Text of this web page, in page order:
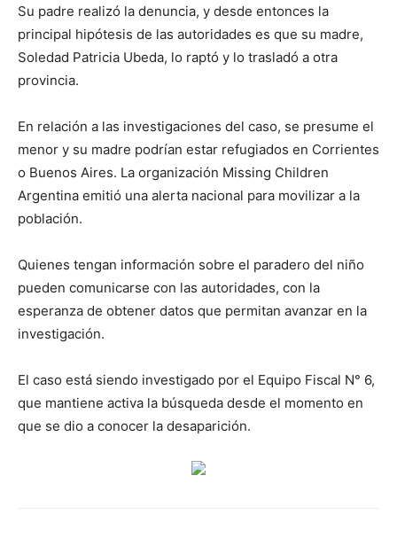
Su padre realizó la denuncia, y desde entonces la
principal hipótesis de las autoridades es que su madre,
Soledad Patricia Ubeda, lo raptó y lo trasladó a otra
provincia.
En relación a las investigaciones del caso, se presume el
menor y su madre podrían estar refugiados en Corrientes
o Buenos Aires. La organización Missing Children
Argentina emitió una alerta nacional para movilizar a la
población.
Quienes tengan información sobre el paradero del niño
pueden comunicarse con las autoridades, con la
esperanza de obtener datos que permitan avanzar en la
investigación.
El caso está siendo investigado por el Equipo Fiscal N° 6,
que mantiene activa la búsqueda desde el momento en
que se dio a conocer la desaparición.